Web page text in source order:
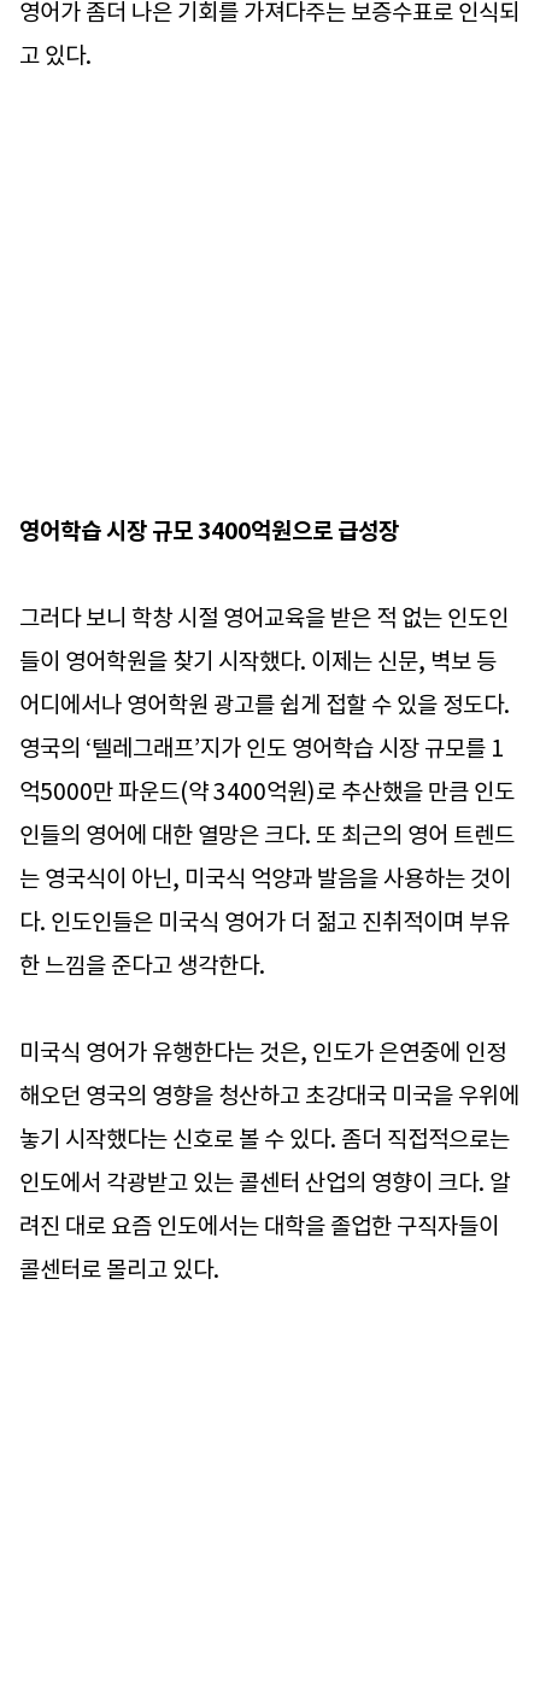
영어가 좀더 나은 기회를 가져다주는 보증수표로 인식되
고 있다.
영어학습 시장 규모 3400억원으로 급성장
그러다 보니 학창 시절 영어교육을 받은 적 없는 인도인
들이 영어학원을 찾기 시작했다. 이제는 신문, 벽보 등
어디에서나 영어학원 광고를 쉽게 접할 수 있을 정도다.
영국의 ‘텔레그래프’지가 인도 영어학습 시장 규모를 1
억5000만 파운드(약 3400억원)로 추산했을 만큼 인도
인들의 영어에 대한 열망은 크다. 또 최근의 영어 트렌드
는 영국식이 아닌, 미국식 억양과 발음을 사용하는 것이
다. 인도인들은 미국식 영어가 더 젊고 진취적이며 부유
한 느낌을 준다고 생각한다.
미국식 영어가 유행한다는 것은, 인도가 은연중에 인정
해오던 영국의 영향을 청산하고 초강대국 미국을 우위에
놓기 시작했다는 신호로 볼 수 있다. 좀더 직접적으로는
인도에서 각광받고 있는 콜센터 산업의 영향이 크다. 알
려진 대로 요즘 인도에서는 대학을 졸업한 구직자들이
콜센터로 몰리고 있다.